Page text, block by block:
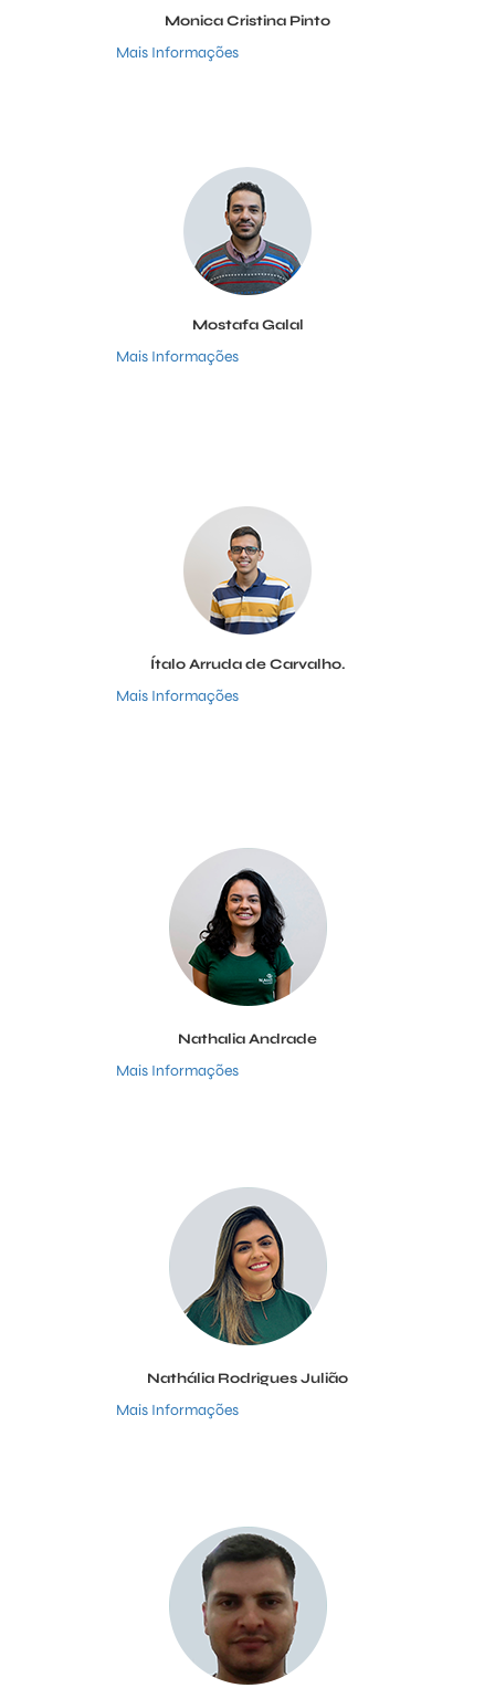
Monica Cristina Pinto
Mais Informações
Mostafa Galal
Mais Informações
Ítalo Arruda de Carvalho.
Mais Informações
Nathalia Andrade
Mais Informações
Nathália Rodrigues Julião
Mais Informações